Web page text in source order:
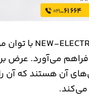
میلی‌متر از ویژگی‌های آن هستند
می‌کند.